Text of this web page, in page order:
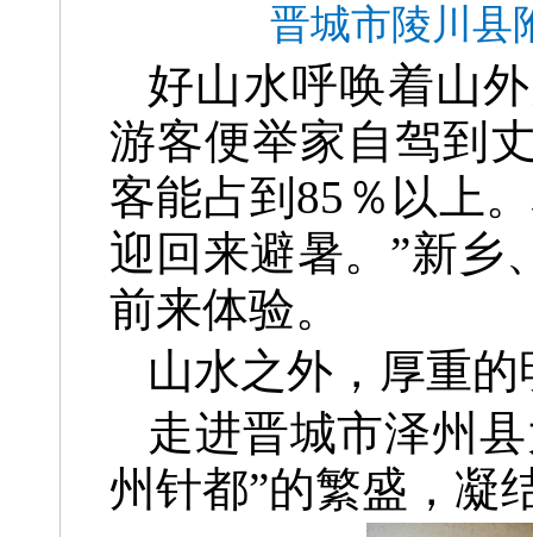
晋城市陵川县
好山水呼唤着山
游客便举家自驾到
客能占到85％以上
迎回来避暑。”新乡
前来体验。
山水之外，厚重
走进晋城市泽州
州针都”的繁盛，凝